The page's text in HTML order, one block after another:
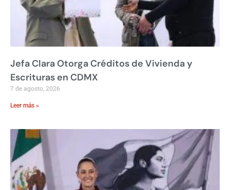
Jefa Clara Otorga Créditos de Vivienda y
Escrituras en CDMX
7 de agosto, 2026
Leer más »